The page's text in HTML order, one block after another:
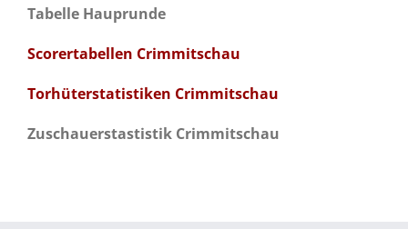
Tabelle Hauprunde
Scorertabellen Crimmitschau
Torhüterstatistiken Crimmitschau
Zuschauerstastistik Crimmitschau